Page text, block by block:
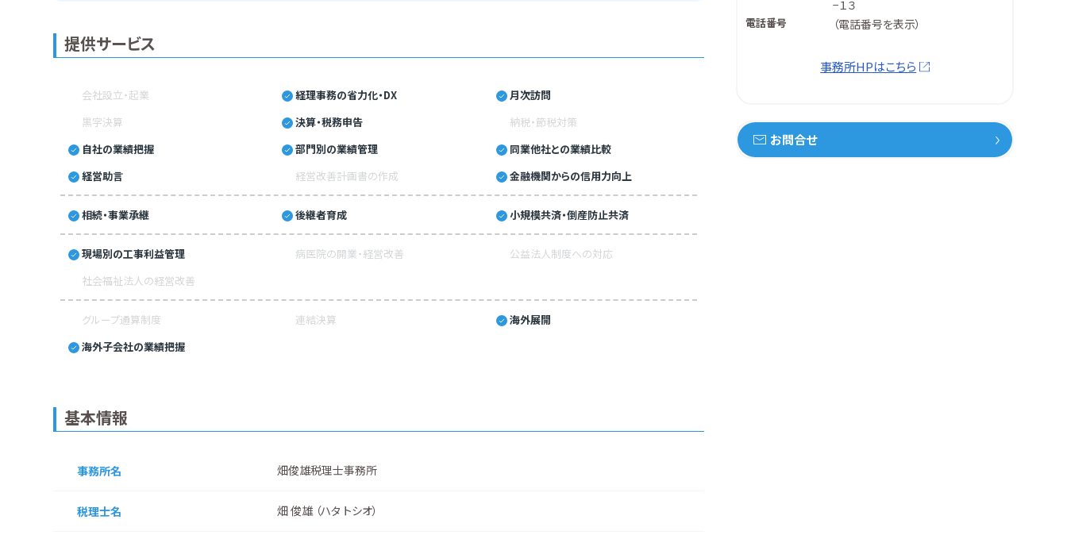
提供サービス
会社設立・起業 経理事務の省力化・DX
月次訪問
黒字決算
決算・税務申告
納税・節税対策
自社の業績把握
部門別の業績管理
同業他社との業績比較
経営助言
経営改善計画書の作成 金融機関からの信用力向上
相続・事業承継 後継者育成 小規模共済・倒産防止共済
現場別の工事利益管理 病医院の開業・経営改善
公益法人制度への対応
社会福祉法人の経営改善
グループ通算制度 連結決算
海外展開
海外子会社の業績把握
基本情報
事務所名 畑俊雄税理士事務所
税理士名 畑 俊雄 （ハタ トシオ）
−１３
電話番号 （電話番号を表示）
事務所HPはこちら
お問合せ